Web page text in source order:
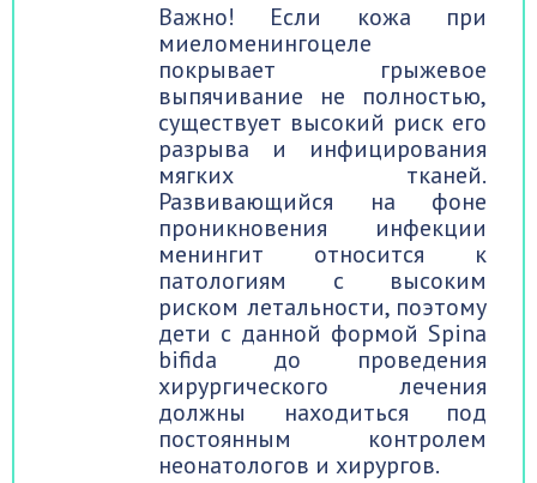
Важно! Если кожа при
миеломенингоцеле
покрывает грыжевое
выпячивание не полностью,
существует высокий риск его
разрыва и инфицирования
мягких тканей.
Развивающийся на фоне
проникновения инфекции
менингит относится к
патологиям с высоким
риском летальности, поэтому
дети с данной формой Spina
bifida до проведения
хирургического лечения
должны находиться под
постоянным контролем
неонатологов и хирургов.